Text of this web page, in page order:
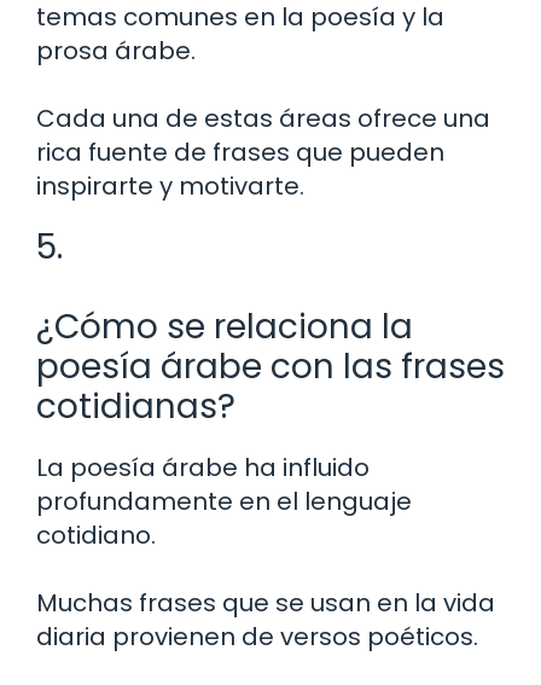
temas comunes en la poesía y la
prosa árabe.
Cada una de estas áreas ofrece una
rica fuente de frases que pueden
inspirarte y motivarte.
5.
¿Cómo se relaciona la
poesía árabe con las frases
cotidianas?
La poesía árabe ha influido
profundamente en el lenguaje
cotidiano.
Muchas frases que se usan en la vida
diaria provienen de versos poéticos.